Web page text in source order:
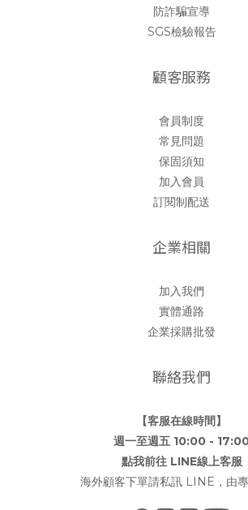
防詐騙宣導
SGS檢驗報告
顧客服務
會員制度
常見問題
保固須知
加入會員
訂閱制配送
企業相關
加入我們
實體通路
企業採購批發
聯絡我們
【客服在線時間】
週一至週五 10:00 -
點我前往 LINE線上客服
海外顧客下單請私訊 LINE，由